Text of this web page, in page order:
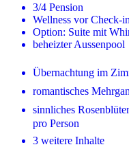
3/4 Pension
Wellness vor Check-
Option: Suite mit
beheizter Aussenpool
Übernachtung im
romantisches
sinnliches
pro Person
3 weitere Inhalte